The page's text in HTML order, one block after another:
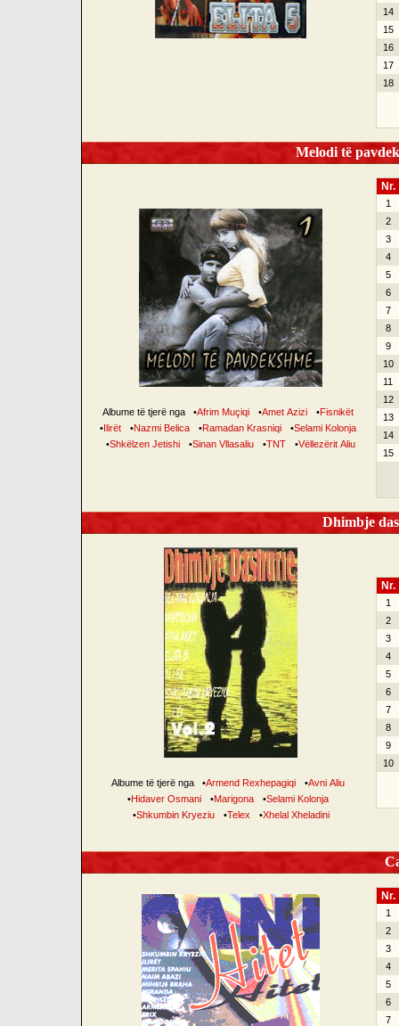
14
15
16
17
18
Melodi të
Albume të tjerë nga •Afrim Muçiqi •Amet Azizi •Fisnikët
•Ilirët •Nazmi Belica •Ramadan Krasniqi •Selami Kolonja
•Shkëlzen Jetishi •Sinan Vllasaliu •TNT •Vëllezërit Aliu
Nr.
1
2
3
4
5
6
7
8
9
10
11
12
13
14
15
Dhimbje
Albume të tjerë nga •Armend Rexhepagiqi •Avni Aliu
•Hidaver Osmani •Marigona •Selami Kolonja
•Shkumbin Kryeziu •Telex •Xhelal Xheladini
Nr.
1
2
3
4
5
6
7
8
9
10
Nr.
1
2
3
4
5
6
7